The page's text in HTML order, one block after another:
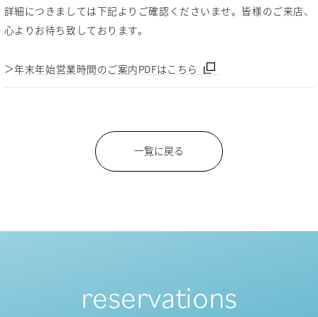
詳細につきましては下記よりご確認くださいませ。皆様のご来店、
心よりお待ち致しております。
＞年末年始営業時間のご案内PDFはこちら
一覧に戻る
reservations